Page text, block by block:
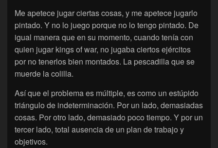
Me apetece jugar ciertas cosas, y me apetece jugarlo
pintado. Y no lo juego porque no lo tengo pintado. De
igual manera que en su momento, cuando tenía con
quien jugar kings of war, no jugaba ciertos ejércitos
por no tenerlos bien montados. La pescadilla que se
muerde la colilla.
Así que el problema es múltiple, es como un estúpido
triángulo de indeterminación. Por un lado, demasiadas
cosas. Por otro lado, demasiado poco tiempo. Y por un
tercer lado, total ausencia de un plan de trabajo y
objetivos.